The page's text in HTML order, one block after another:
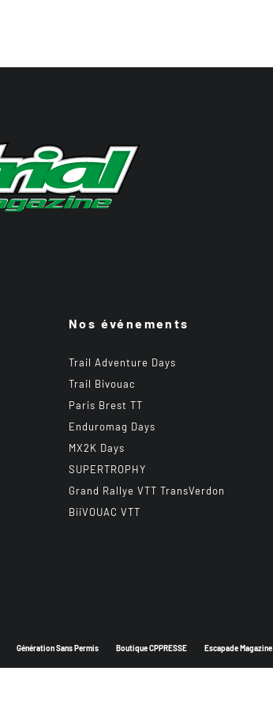
Nos événements
Trail Adventure Days
Trail Bivouac
Paris Brest TT
Enduromag Days
MX2K Days
SUPERTROPHY
Grand Rallye VTT TransVerdon
BiiVOUAC VTT
Génération Sans Permis Boutique CPPRESSE Escapade Magazine